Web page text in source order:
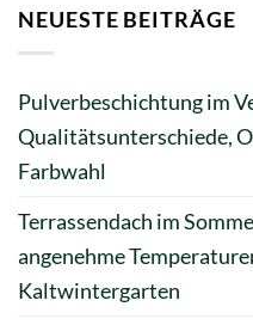
NEUESTE BEITRÄGE
Pulverbeschichtung im
Qualitätsunterschiede,
Farbwahl
Terrassendach im
angenehme
Kaltwintergarten